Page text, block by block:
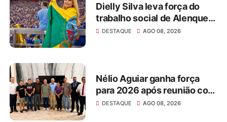
Dielly Silva leva força do
trabalho social de Alenquer
para a disputa pela Alepa e
DESTAQUE AGO 08, 2026
Nélio Aguiar ganha força
para 2026 após reunião com
Zé Maria Tapajós e
DESTAQUE AGO 08, 2026